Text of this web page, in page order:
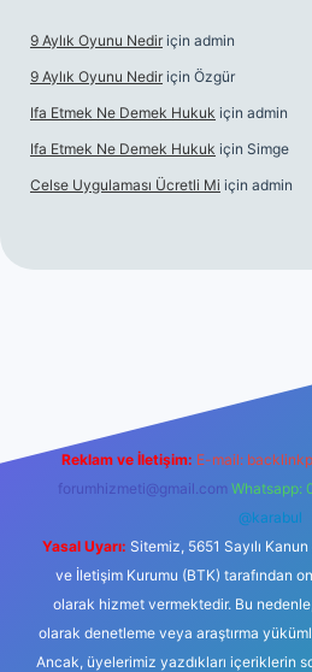
9 Aylık Oyunu Nedir için admin
9 Aylık Oyunu Nedir için Özgür
Ifa Etmek Ne Demek Hukuk için admin
Ifa Etmek Ne Demek Hukuk için Simge
Celse Uygulaması Ücretli Mi için admin
Reklam ve İletişim: E-mail:
forumhizmeti@gmail.com Whatsapp:
@karabul
Yasal Uyarı: Sitemiz, 5651 Sayılı
ve İletişim Kurumu (BTK) tarafından
olarak hizmet vermektedir. Bu
olarak denetleme veya araştırma
Ancak, üyelerimiz yazdıkları içeriklerin